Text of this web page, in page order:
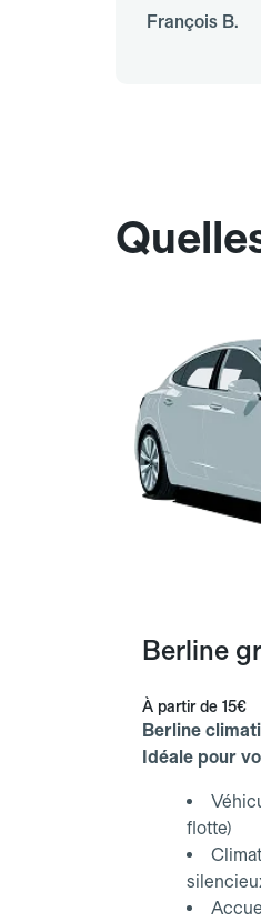
François B.
Berline
À partir de 15€
Berline
Idéale pour
flotte)